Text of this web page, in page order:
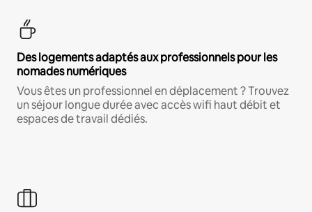
Des logements adaptés aux professionnels pour les
nomades numériques
Vous êtes un professionnel en déplacement ? Trouvez
un séjour longue durée avec accès wifi haut débit et
espaces de travail dédiés.